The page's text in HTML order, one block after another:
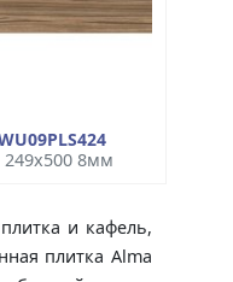
249x500 8мм
и кафель,
плитка Alma